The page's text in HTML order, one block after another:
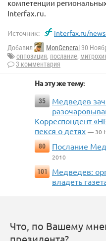
компетенции
Interfax.ru.
Источник: interfax.ru/
Добавил MonGeneral 30
оппозиция, послание,
3 комментария
На эту же тему:
35
Медведев
Корреспондент
пекся о детях — 30
80
Послание
2010
101
Медведев:
владеть
Что, по Вашему